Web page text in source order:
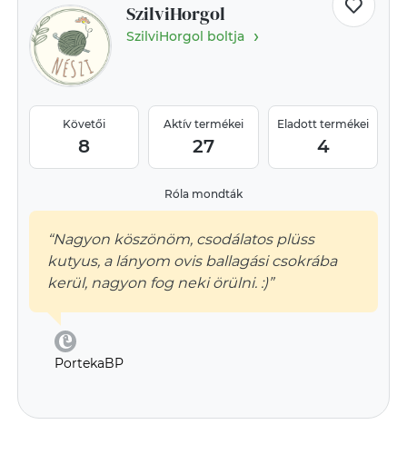
SzilviHorgol
SzilviHorgol boltja›
Követői
8
Aktív termékei
27
Eladott termékei
4
Róla mondták
“Nagyon köszönöm, csodálatos plüss
kutyus, a lányom ovis ballagási csokrába
kerül, nagyon fog neki örülni. :)”
PortekaBP